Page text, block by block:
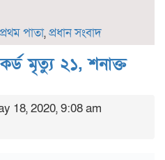
প্রথম পাতা,প্রধান সংবাদ
মৃত্যু ২১, শনাক্ত
18, 2020, 9:08 am